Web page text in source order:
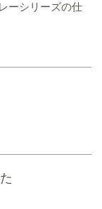
ーシリーズの仕